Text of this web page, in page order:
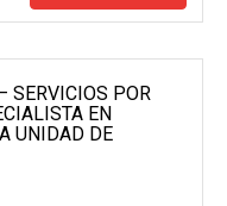
SERVICIOS POR
EN
UNIDAD DE